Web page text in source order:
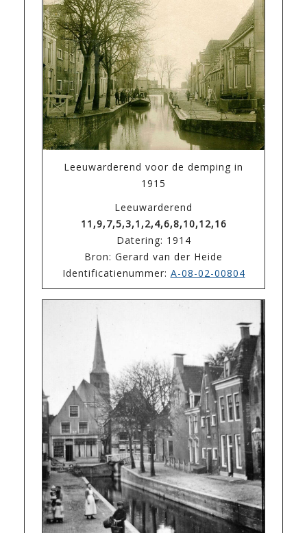
Leeuwarderend voor de demping in
1915
Leeuwarderend
11,9,7,5,3,1,2,4,6,8,10,12,16
Datering: 1914
Bron: Gerard van der Heide
Identificatienummer: A-08-02-00804